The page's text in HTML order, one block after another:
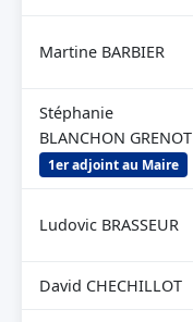
Martine BARBIER
Stéphanie
BLANCHON GRENOT
1er adjoint au Maire
Ludovic BRASSEUR
David CHECHILLOT